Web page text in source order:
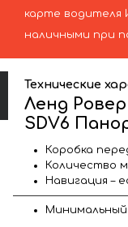
карте водителя
наличными при
Технические
Ленд
SDV6
Коробка
Количество
Навигация –
Минимальный